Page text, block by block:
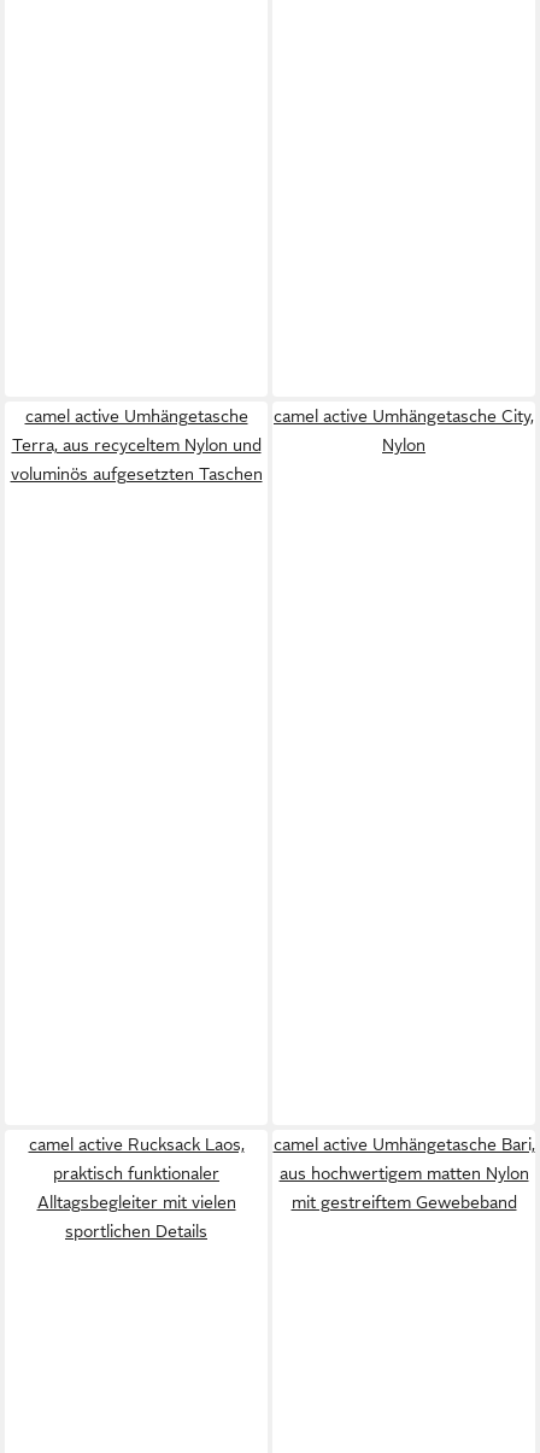
camel active Umhängetasche
Terra, aus recyceltem Nylon und
voluminös aufgesetzten Taschen
camel active Umhängetasche City,
Nylon
camel active Rucksack Laos,
praktisch funktionaler
Alltagsbegleiter mit vielen
sportlichen Details
camel active Umhängetasche Bari,
aus hochwertigem matten Nylon
mit gestreiftem Gewebeband